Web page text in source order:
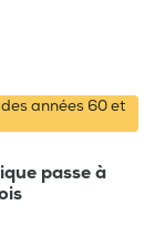
années 60 et
passe à